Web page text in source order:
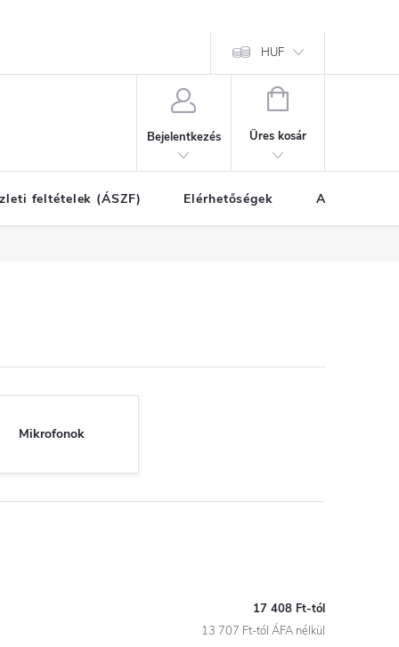
HUF
Bejelentkezés
KOSÁR
Üres kosár
feltételek (ÁSZF) Elérhetőségek A vásárlás
Mikrofonok
17 408 Ft-tól
13 707 Ft-tól ÁFA nélkül